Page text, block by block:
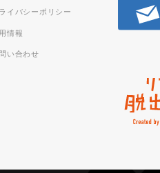
イバシーポリシー
情報
い合わせ